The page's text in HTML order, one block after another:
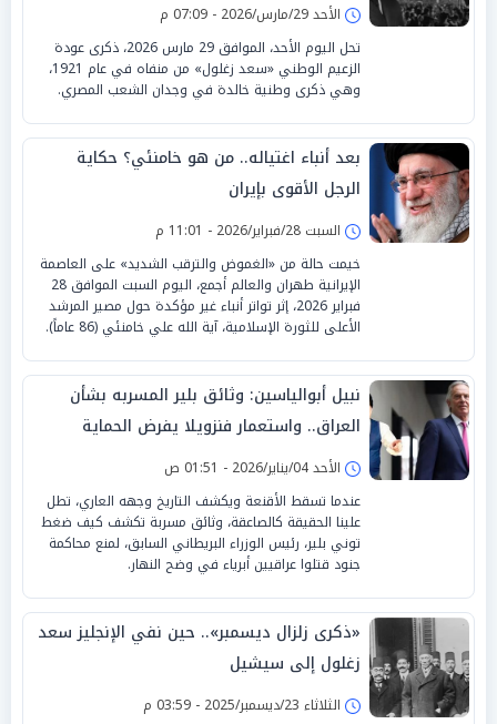
الأحد 29/مارس/2026 - 07:09 م
تحل اليوم الأحد، الموافق 29 مارس 2026، ذكرى عودة
الزعيم الوطني «سعد زغلول» من منفاه في عام 1921،
وهي ذكرى وطنية خالدة في وجدان الشعب المصري.
بعد أنباء اغتياله.. من هو خامنئي؟ حكاية
الرجل الأقوى بإيران
السبت 28/فبراير/2026 - 11:01 م
خيمت حالة من «الغموض والترقب الشديد» على العاصمة
الإيرانية طهران والعالم أجمع، اليوم السبت الموافق 28
فبراير 2026، إثر تواتر أنباء غير مؤكدة حول مصير المرشد
الأعلى للثورة الإسلامية، آية الله علي خامنئي (86 عاماً).
نبيل أبوالياسين: وثائق بلير المسربه بشأن
العراق.. واستعمار فنزويلا يفرض الحماية
المصرية
الأحد 04/يناير/2026 - 01:51 ص
عندما تسقط الأقنعة ويكشف التاريخ وجهه العاري، تطل
علينا الحقيقة كالصاعقة، وثائق مسربة تكشف كيف ضغط
توني بلير، رئيس الوزراء البريطاني السابق، لمنع محاكمة
جنود قتلوا عراقيين أبرياء في وضح النهار.
«ذكرى زلزال ديسمبر».. حين نفي الإنجليز سعد
زغلول إلى سيشيل
الثلاثاء 23/ديسمبر/2025 - 03:59 م